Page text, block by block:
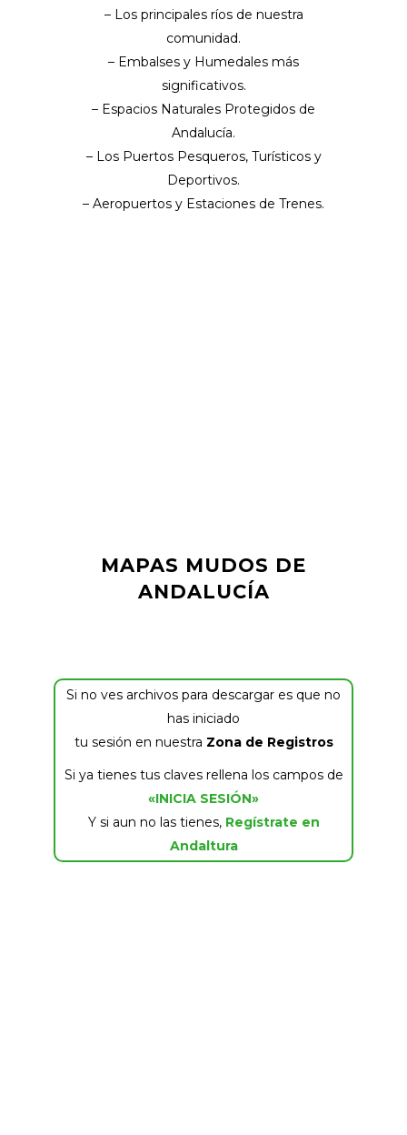
– Los principales ríos de nuestra
comunidad.
– Embalses y Humedales más
significativos.
– Espacios Naturales Protegidos de
Andalucía.
– Los Puertos Pesqueros, Turísticos y
Deportivos.
– Aeropuertos y Estaciones de Trenes.
MAPAS MUDOS DE
ANDALUCÍA
Si no ves archivos para descargar es que no
has iniciado
tu sesión en nuestra Zona de Registros
Si ya tienes tus claves rellena los campos de
«INICIA SESIÓN»
Y si aun no las tienes, Regístrate en
Andaltura